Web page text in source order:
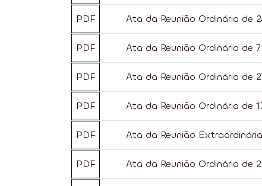
PDF Ata da Reunião Ordinária de
PDF Ata da Reunião Ordinária de
PDF Ata da Reunião Ordinária de
PDF Ata da Reunião Ordinária de
PDF Ata da Reunião
PDF Ata da Reunião Ordinária de